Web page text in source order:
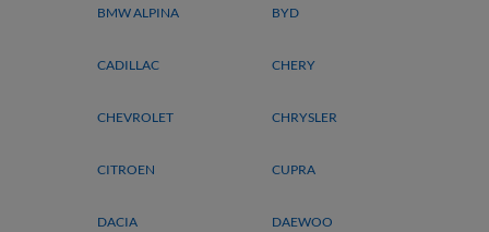
BMW ALPINA BYD
CADILLAC CHERY
CHEVROLET CHRYSLER
CITROEN CUPRA
DACIA DAEWOO